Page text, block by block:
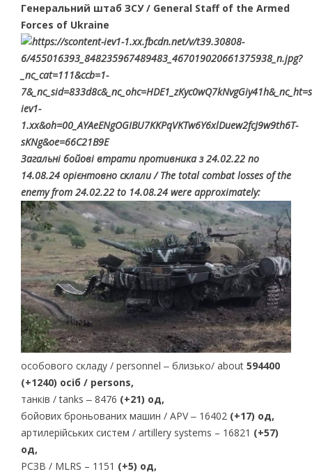
Генеральний штаб ЗСУ / General Staff of the Armed
Forces of Ukraine
Загальні бойові втрати противника з 24.02.22 по
14.08.24 орієнтовно склали / The total combat losses of the
enemy from 24.02.22 to 14.08.24 were approximately:
особового складу / personnel ‒ близько/ about594400
(+1240) осіб / persons,
танків / tanks ‒ 8476 (+21) од,
бойових броньованих машин / APV ‒ 16402 (+17) од,
артилерійських систем / artillery systems – 16821 (+57)
од,
РСЗВ / MLRS – 1151 (+5) од,